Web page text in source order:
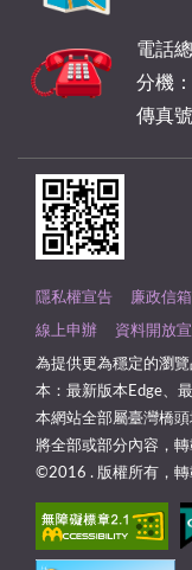
電話
分機
傳真
隱私權宣告 廉政信箱
線上申辦 資料開放
為提供更為穩定的瀏
本：最新版本Edge、
本網站全部屬臺灣橋
將全部或部分內容，
©2016 . 版權所有，